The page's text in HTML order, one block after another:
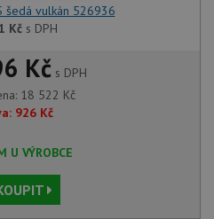
šedá vulkán 526936
Kčs DPH
Kč s DPH
18 522 Kč
926 Kč
U VÝROBCE